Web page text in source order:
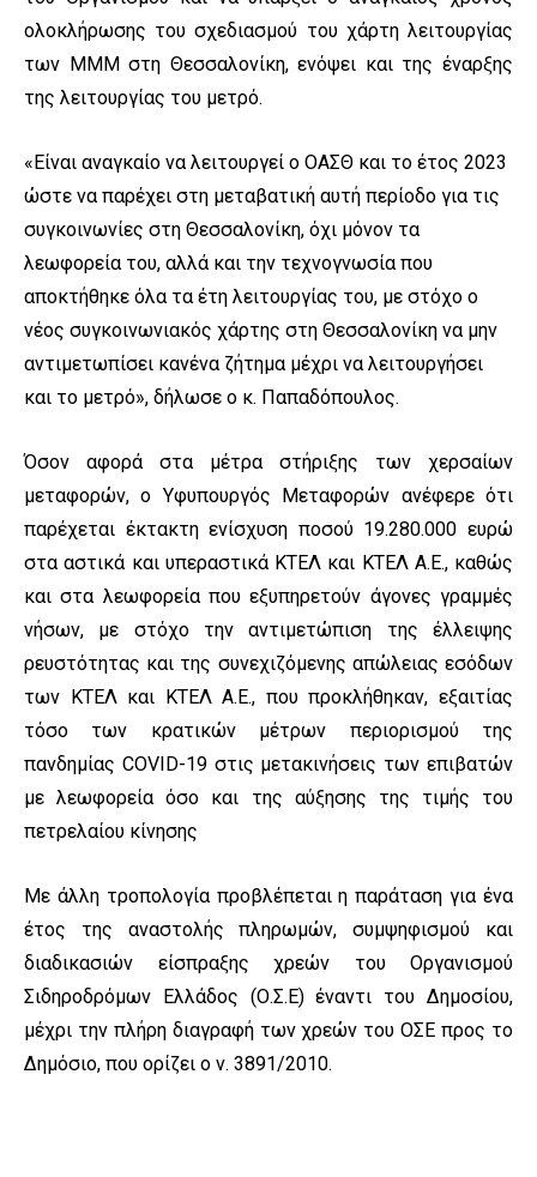
ολοκλήρωσης του σχεδιασμού του χάρτη λειτουργίας
των ΜΜΜ στη Θεσσαλονίκη, ενόψει και της έναρξης
της λειτουργίας του μετρό.
«Είναι αναγκαίο να λειτουργεί ο ΟΑΣΘ και το έτος 2023
ώστε να παρέχει στη μεταβατική αυτή περίοδο για τις
συγκοινωνίες στη Θεσσαλονίκη, όχι μόνον τα
λεωφορεία του, αλλά και την τεχνογνωσία που
αποκτήθηκε όλα τα έτη λειτουργίας του, με στόχο ο
νέος συγκοινωνιακός χάρτης στη Θεσσαλονίκη να μην
αντιμετωπίσει κανένα ζήτημα μέχρι να λειτουργήσει
και το μετρό», δήλωσε ο κ. Παπαδόπουλος.
Όσον αφορά στα μέτρα στήριξης των χερσαίων
μεταφορών, ο Υφυπουργός Μεταφορών ανέφερε ότι
παρέχεται έκτακτη ενίσχυση ποσού 19.280.000 ευρώ
στα αστικά και υπεραστικά ΚΤΕΛ και ΚΤΕΛ Α.Ε., καθώς
και στα λεωφορεία που εξυπηρετούν άγονες γραμμές
νήσων, με στόχο την αντιμετώπιση της έλλειψης
ρευστότητας και της συνεχιζόμενης απώλειας εσόδων
των ΚΤΕΛ και ΚΤΕΛ Α.Ε., που προκλήθηκαν, εξαιτίας
τόσο των κρατικών μέτρων περιορισμού της
πανδημίας COVID-19 στις μετακινήσεις των επιβατών
με λεωφορεία όσο και της αύξησης της τιμής του
πετρελαίου κίνησης
Με άλλη τροπολογία προβλέπεται η παράταση για ένα
έτος της αναστολής πληρωμών, συμψηφισμού και
διαδικασιών είσπραξης χρεών του Οργανισμού
Σιδηροδρόμων Ελλάδος (Ο.Σ.Ε) έναντι του Δημοσίου,
μέχρι την πλήρη διαγραφή των χρεών του ΟΣΕ προς το
Δημόσιο, που ορίζει ο ν. 3891/2010.